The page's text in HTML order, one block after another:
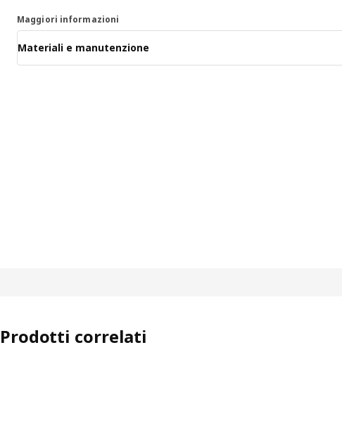
Maggiori informazioni
Materiali e manutenzione
Prodotti correlati